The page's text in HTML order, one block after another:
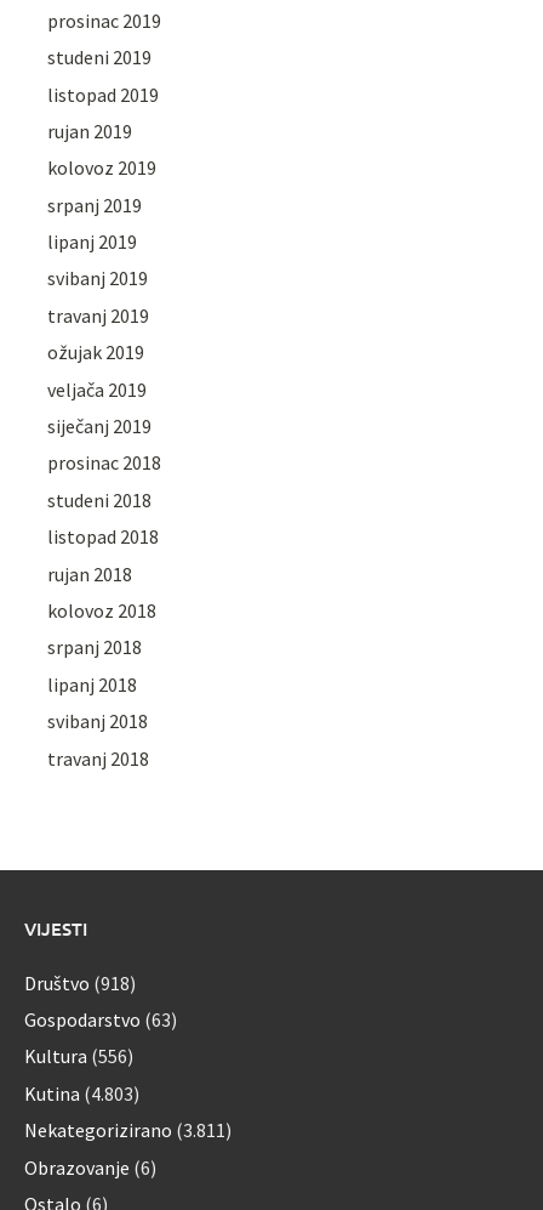
prosinac 2019
studeni 2019
listopad 2019
rujan 2019
kolovoz 2019
srpanj 2019
lipanj 2019
svibanj 2019
travanj 2019
ožujak 2019
veljača 2019
siječanj 2019
prosinac 2018
studeni 2018
listopad 2018
rujan 2018
kolovoz 2018
srpanj 2018
lipanj 2018
svibanj 2018
travanj 2018
VIJESTI
Društvo (918)
Gospodarstvo (63)
Kultura (556)
Kutina (4.803)
Nekategorizirano (3.811)
Obrazovanje (6)
Ostalo (6)